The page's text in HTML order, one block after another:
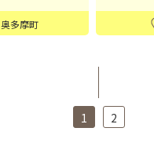
奥多摩町
1 2